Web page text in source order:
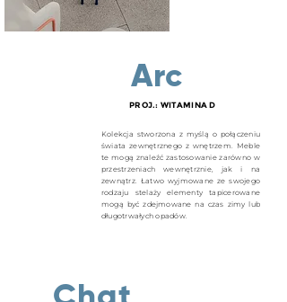
Arc
PROJ.: WITAMINA D
Kolekcja stworzona z myślą o połączeniu
świata zewnętrznego z wnętrzem. Meble
te mogą znaleźć zastosowanie zarówno w
przestrzeniach wewnętrznie, jak i na
zewnątrz. Łatwo wyjmowane ze swojego
rodzaju stelaży elementy tapicerowane
mogą być zdejmowane na czas zimy lub
długotrwałych opadów.